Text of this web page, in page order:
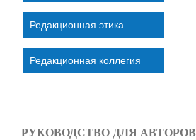
Редакционная этика
Редакционная коллегия
РУКОВОДСТВО ДЛЯ АВТОРОВ